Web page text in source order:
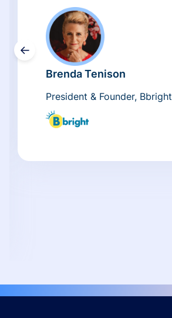
←
Brenda Tenison
President & Founder, Bbright